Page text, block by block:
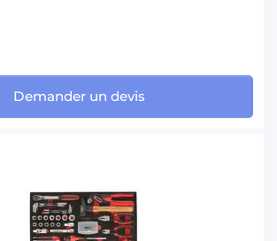
Demander un devis